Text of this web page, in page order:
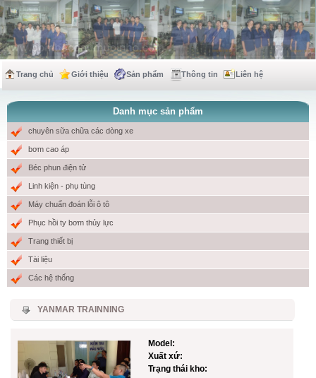
Trang chủ Giới thiệu Sản phẩm Thông tin Liên hệ
Danh mục sản phẩm
chuyên sữa chữa các dòng xe
bơm cao áp
Béc phun điện tử
Linh kiện - phụ tùng
Máy chuẩn đoán lỗi ô tô
Phục hồi ty bơm thủy lực
Trang thiết bị
Tài liệu
Các hệ thống
YANMAR TRAINNING
Model:
Xuất xứ:
Trạng thái kho: